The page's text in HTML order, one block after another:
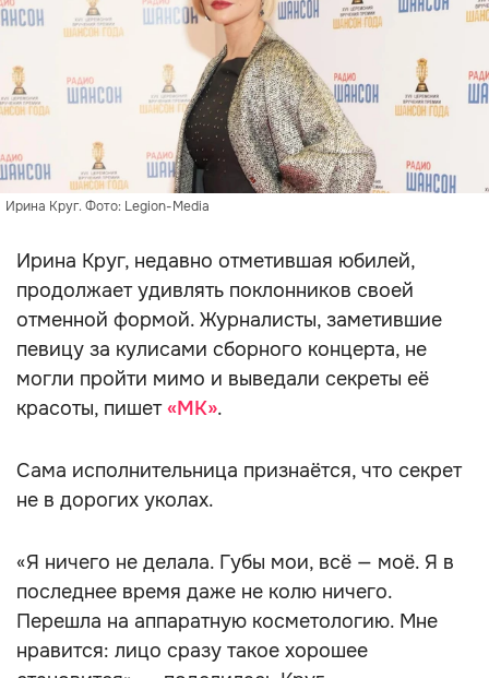
Ирина Круг. Фото: Legion-Media
Ирина Круг, недавно отметившая юбилей,
продолжает удивлять поклонников своей
отменной формой. Журналисты, заметившие
певицу за кулисами сборного концерта, не
могли пройти мимо и выведали секреты её
красоты, пишет«МК».
Сама исполнительница признаётся, что секрет
не в дорогих уколах.
«Я ничего не делала. Губы мои, всё — моё. Я в
последнее время даже не колю ничего.
Перешла на аппаратную косметологию. Мне
нравится: лицо сразу такое хорошее